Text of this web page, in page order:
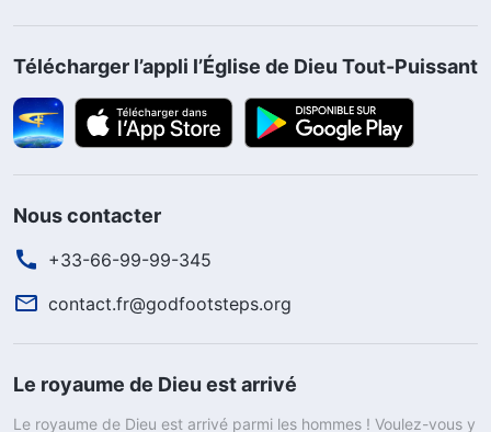
Télécharger l’appli l’Église de Dieu Tout-Puissant
Nous contacter
+33-66-99-99-345
contact.fr@godfootsteps.org
Le royaume de Dieu est arrivé
Le royaume de Dieu est arrivé parmi les hommes ! Voulez-vous y